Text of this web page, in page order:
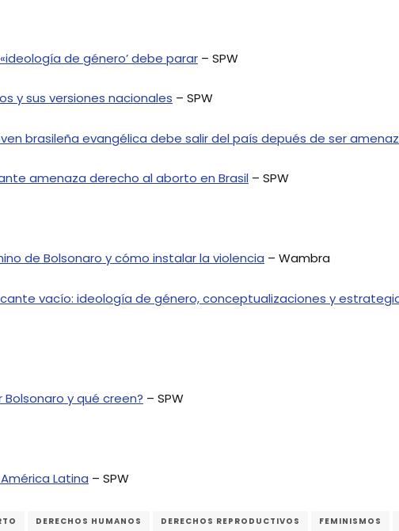
de género’ debe parar – SPW
y sus versiones nacionales – SPW
brasileña evangélica debe salir del país depués de ser
amenaza derecho al aborto en Brasil – SPW
de Bolsonaro y cómo instalar la violencia – Wambra
vacío: ideología de género, conceptualizaciones y
Bolsonaro y qué creen? – SPW
Latina – SPW
DERECHOS HUMANOS DERECHOS REPRODUCTIVOS FEMINISMOS